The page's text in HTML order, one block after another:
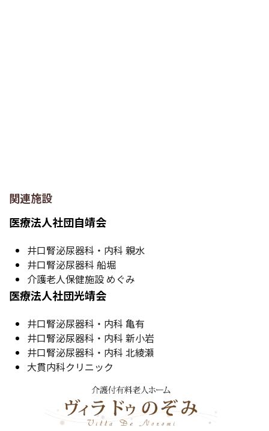
関連施設
医療法人社団自靖会
井口腎泌尿器科・内科 親水
井口腎泌尿器科 船堀
介護老人保健施設 めぐみ
医療法人社団光靖会
井口腎泌尿器科・内科 亀有
井口腎泌尿器科・内科 新小岩
井口腎泌尿器科・内科 北綾瀬
大貫内科クリニック